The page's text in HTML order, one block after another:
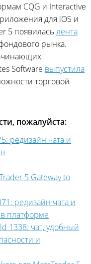
CQG и Interactive
для iOS и
5 появиласьлента
рынка.
Software выпустила
торговой
пожалуйста:
редизайн чата и
5 Gateway to
редизайн чата и
платформе
1338: чат, удобный
и